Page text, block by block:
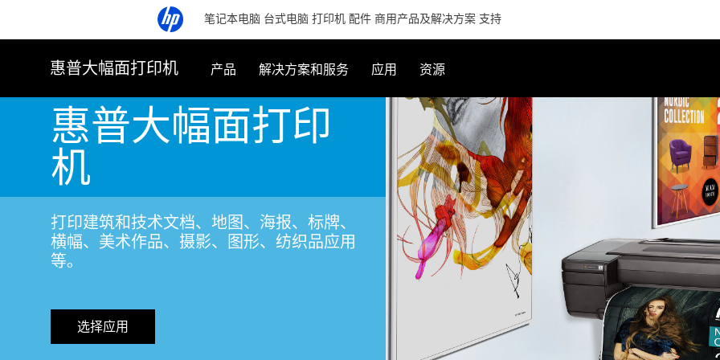
笔记本电脑 台式电脑 打印机 配件 商用产品及解决方案 支持
惠普大幅面打印机 产品 解决方案和服务 应用 资源
惠普大幅面打印
机
打印建筑和技术文档、地图、海报、标牌、
横幅、美术作品、摄影、图形、纺织品应用
等。
选择应用